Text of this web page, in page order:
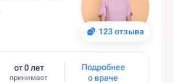
123 отзыва
от 0 лет
принимает
Подробнее
о враче